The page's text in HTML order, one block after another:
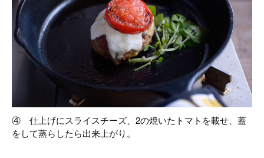
④ 仕上げにスライスチーズ、2の焼いたトマトを載せ、蓋
をして蒸らしたら出来上がり。